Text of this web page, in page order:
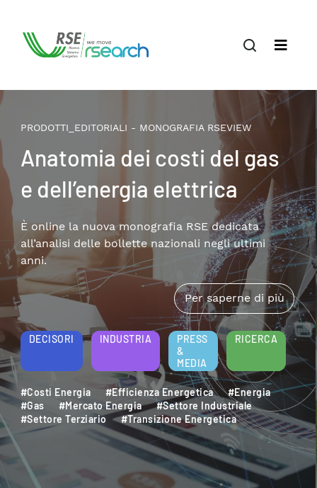
PRODOTTI_EDITORIALI - MONOGRAFIA RSEVIEW
Il terziario privato nella
transizione energetica:
patrimonio edilizio,
consumi e soluzioni
Disponibile online la nuova monografia RSE che
approfondisce i temi della riqualificazione
energetica e della sostenibilità aziendale.
Per saperne di più
DECISORI INDUSTRIA
PRESS
&
MEDIA
RICERCA
#Decarbonizzazione
#Efficienza Energetica
#Settore Industriale
#Settore Terziario
#Sostenibilità Ambientale
#Sviluppo Sostenibile